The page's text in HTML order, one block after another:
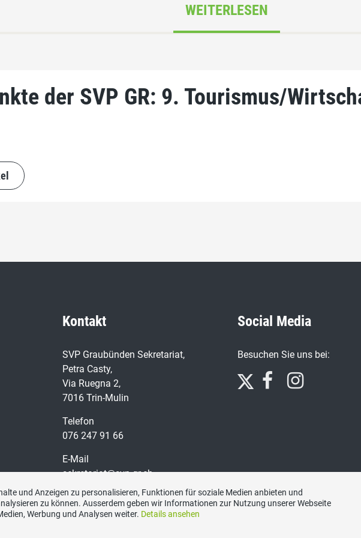
WEITERLESEN
der SVP GR: 9. Tourismus/
Kontakt
SVP Graubünden Sekretariat,
Petra Casty,
Via Ruegna 2,
7016 Trin-Mulin
Telefon
076 247 91 66
E-Mail
sekretariat@svp-gr.ch
Social Media
Besuchen Sie uns bei:
und Anzeigen zu personalisieren, Funktionen für soziale Medien anbieten und
zu können. Ausserdem geben wir Informationen zur Nutzung unserer Webseite
Werbung und Analysen weiter. Details ansehen